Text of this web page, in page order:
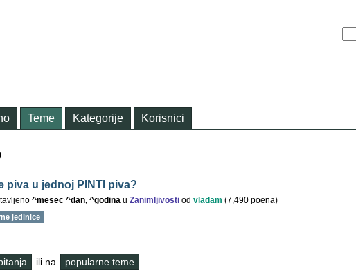
Teme Kategorije Korisnici
piva u jednoj PINTI piva?
^mesec ^dan, ^godina u Zanimljivosti od vladam (7,490 poena)
jedinice
ili na popularne teme